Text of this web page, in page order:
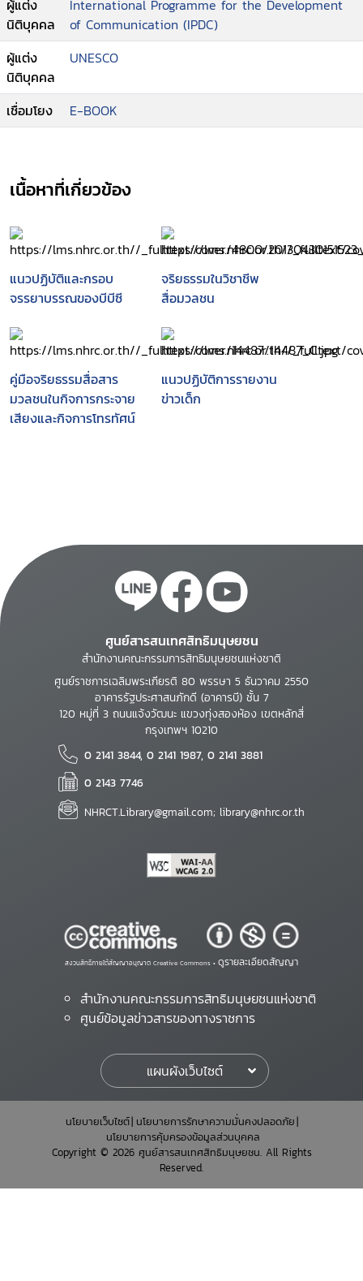
ผู้แต่ง
นิติบุคคล
International Programme for the Development
of Communication (IPDC)
ผู้แต่ง
นิติบุคคล
UNESCO
เชื่อมโยง E-BOOK
เนื้อหาที่เกี่ยวข้อง
แนวปฏิบัติและกรอบ
จรรยาบรรณของบีบีซี
จริยธรรมในวิชาชีพ
สื่อมวลชน
คู่มือจริยธรรมสื่อสาร
มวลชนในกิจการกระจาย
เสียงและกิจการโทรทัศน์
แนวปฏิบัติการรายงาน
ข่าวเด็ก
ศูนย์สารสนเทศสิทธิมนุษยชน
สำนักงานคณะกรรมการสิทธิมนุษยชนแห่งชาติ
ศูนย์ราชการเฉลิมพระเกียรติ 80 พรรษา 5 ธันวาคม 2550
อาคารรัฐประศาสนภักดี (อาคารบี) ชั้น 7
120 หมู่ที่ 3 ถนนแจ้งวัฒนะ แขวงทุ่งสองห้อง เขตหลักสี่
กรุงเทพฯ 10210
0 2141 3844, 0 2141 1987, 0 2141 3881
0 2143 7746
NHRCT.Library@gmail.com; library@nhrc.or.th
สงวนสิทธิ์ภายใต้สัญญาอนุญาต Creative Commons • ดูรายละเอียดสัญญา
สำนักงานคณะกรรมการสิทธิมนุษยชนแห่งชาติ
ศูนย์ข้อมูลข่าวสารของทางราชการ
แผนผังเว็บไซต์
นโยบายเว็บไซต์ นโยบายการรักษาความมั่นคงปลอดภัย
นโยบายการคุ้มครองข้อมูลส่วนบุคคล
Copyright © 2026 ศูนย์สารสนเทศสิทธิมนุษยชน. All Rights
Reserved.